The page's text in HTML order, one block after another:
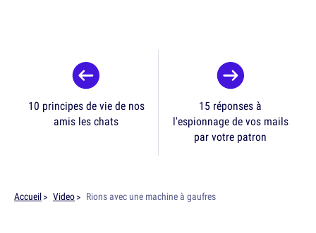
10 principes de vie de nos
amis les chats
15 réponses à
l'espionnage de vos mails
par votre patron
Accueil Video Rions avec une machine à gaufres